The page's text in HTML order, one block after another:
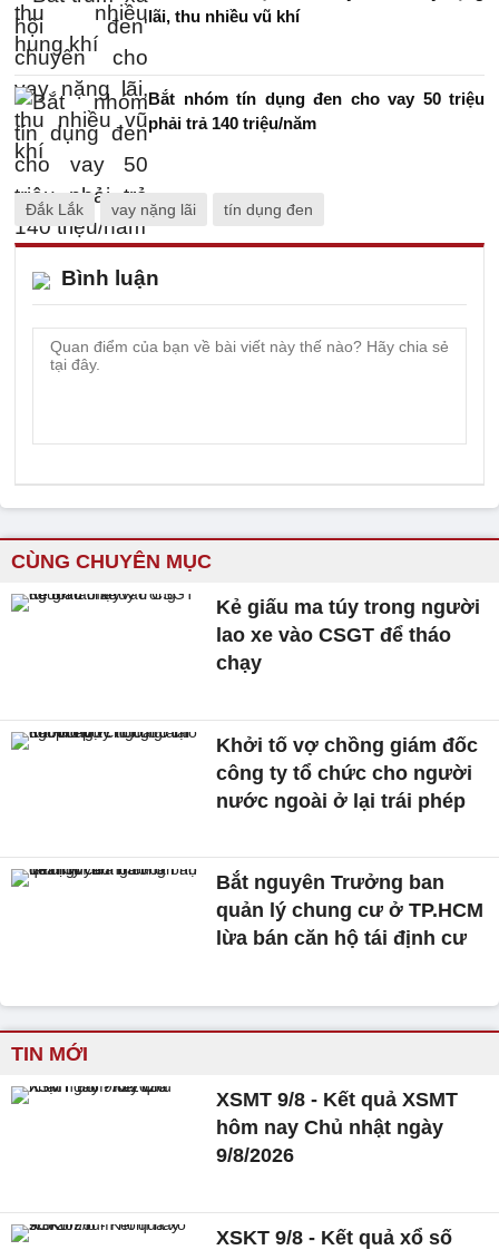
lãi, thu nhiều vũ khí
Bắt nhóm tín dụng đen cho vay 50 triệu
phải trả 140 triệu/năm
Đắk Lắk vay nặng lãi tín dụng đen
Bình luận
CÙNG CHUYÊN MỤC
Kẻ giấu ma túy trong người
lao xe vào CSGT để tháo
chạy
Khởi tố vợ chồng giám đốc
công ty tổ chức cho người
nước ngoài ở lại trái phép
Bắt nguyên Trưởng ban
quản lý chung cư ở TP.HCM
lừa bán căn hộ tái định cư
TIN MỚI
XSMT 9/8 - Kết quả XSMT
hôm nay Chủ nhật ngày
9/8/2026
XSKT 9/8 - Kết quả xổ số